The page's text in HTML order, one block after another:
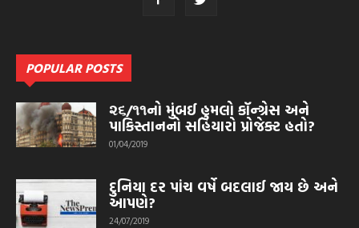
POPULAR POSTS
૨૬/૧૧નો મુંબઈ હુમલો કૉન્ગ્રેસ અને
પાકિસ્તાનનો સહિયારો પ્રોજેક્ટ હતો?
01/04/2019
દુનિયા દર પાંચ વર્ષે બદલાઈ જાય છે અને
આપણે?
24/07/2019